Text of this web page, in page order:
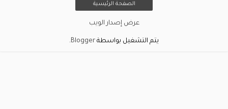
الصفحة الرئيسية
عرض إصدار الويب
يتم التشغيل بواسطة Blogger
.